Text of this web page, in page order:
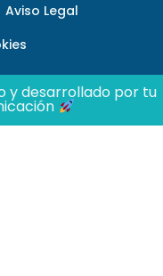
Aviso Legal
y desarrollado por tu